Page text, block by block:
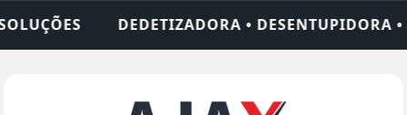
DESENTUPIDORA • LIMPEZA DE FOSSA • 24